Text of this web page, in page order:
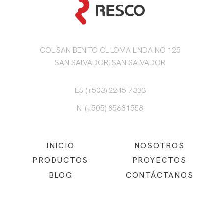
COL SAN BENITO CL LOMA LINDA NO 125
SAN SALVADOR, SAN SALVADOR
ES (+503) 2245 7333
NI (+505) 85681558
INICIO
NOSOTROS
PRODUCTOS
PROYECTOS
BLOG
CONTÁCTANOS